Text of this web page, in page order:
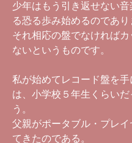
少年はもう引き返せない
る恐る歩み始めるのであり
それ相応の盤でなければ
ないというものです。
私が始めてレコード盤を
は、小学校５年生くらい
う。
父親がポータブル・プレイ
てきたのである。